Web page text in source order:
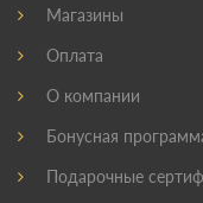
Магазины
Оплата
О компании
Бонусная
Подарочные